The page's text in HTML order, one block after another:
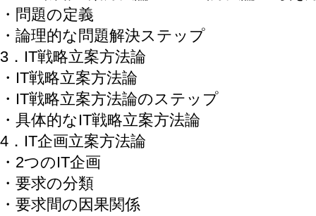
・問題の定義
・論理的な問題解決ステップ
3．IT戦略立案方法論
・IT戦略立案方法論
・IT戦略立案方法論のステップ
・具体的なIT戦略立案方法論
4．IT企画立案方法論
・2つのIT企画
・要求の分類
・要求間の因果関係